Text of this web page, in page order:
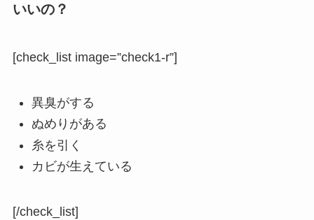
いいの？
[check_list image=”check1-r”]
異臭がする
ぬめりがある
糸を引く
カビが生えている
[/check_list]